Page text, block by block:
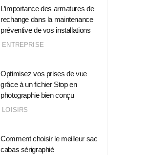
L’importance des armatures de
rechange dans la maintenance
préventive de vos installations
ENTREPRISE
Optimisez vos prises de vue
grâce à un fichier Stop en
photographie bien conçu
LOISIRS
Comment choisir le meilleur sac
cabas sérigraphié